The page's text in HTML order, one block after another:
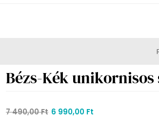
Bézs-Kék unikornisos
7 490,00 Ft 6 990,00 Ft